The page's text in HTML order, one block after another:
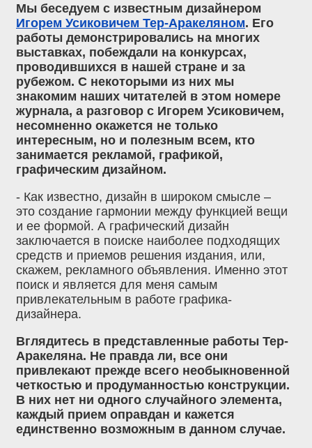
Мы беседуем с известным дизайнером
Игорем Усиковичем Тер-Аракеляном. Его
работы демонстрировались на многих
выставках, побеждали на конкурсах,
проводившихся в нашей стране и за
рубежом. С некоторыми из них мы
знакомим наших читателей в этом номере
журнала, а разговор с Игорем Усиковичем,
несомненно окажется не только
интересным, но и полезным всем, кто
занимается рекламой, графикой,
графическим дизайном.
- Как известно, дизайн в широком смысле –
это создание гармонии между функцией вещи
и ее формой. А графический дизайн
заключается в поиске наиболее подходящих
средств и приемов решения издания, или,
скажем, рекламного объявления. Именно этот
поиск и является для меня самым
привлекательным в работе графика-
дизайнера.
Вглядитесь в представленные работы Тер-
Аракеляна. Не правда ли, все они
привлекают прежде всего необыкновенной
четкостью и продуманностью конструкции.
В них нет ни одного случайного элемента,
каждый прием оправдан и кажется
единственно возможным в данном случае.